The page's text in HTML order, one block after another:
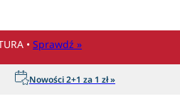
• Sprawdź »
Nowości 2+1 za 1 zł »